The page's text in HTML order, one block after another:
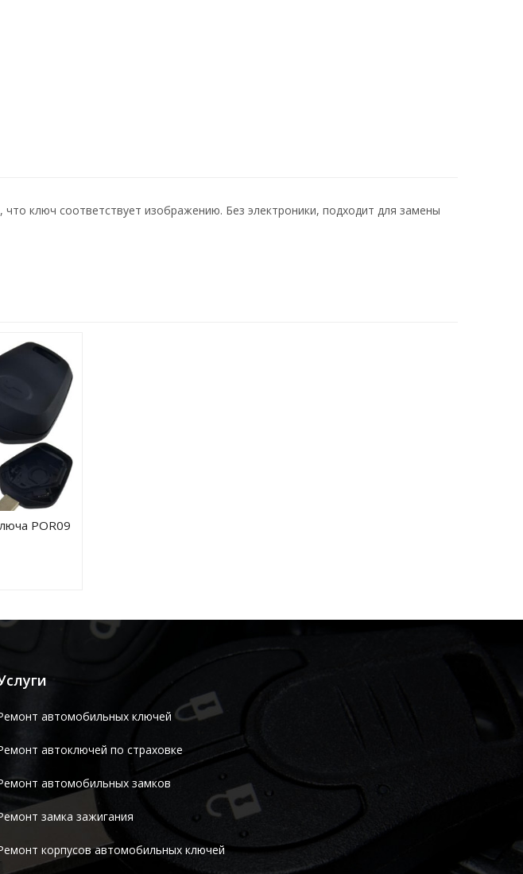
ключ соответствует изображению. Без электроники, подходит для замены
POR09
автомобильных ключей
автоключей по страховке
автомобильных замков
замка зажигания
корпусов автомобильных ключей